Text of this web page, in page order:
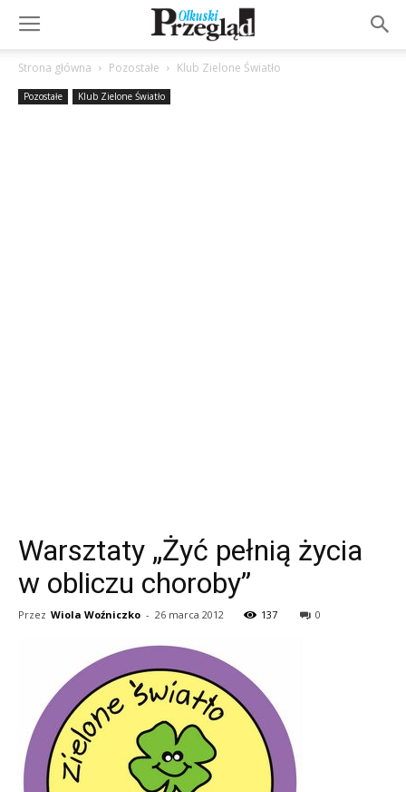
Strona główna Pozostałe Klub Zielone Światło
Pozostałe Klub Zielone Światło
Warsztaty „Żyć pełnią życia
w obliczu choroby”
Przez Wiola Woźniczko - 26 marca 2012 137 0